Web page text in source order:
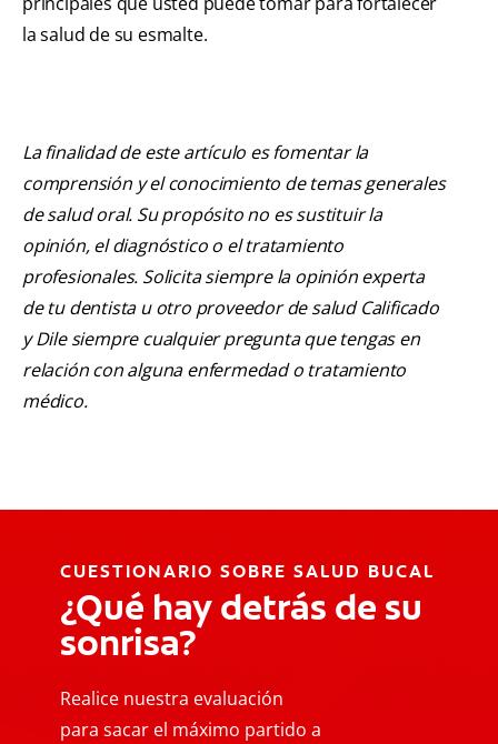
la salud de su esmalte.
La finalidad de este artículo es fomentar la
comprensión y el conocimiento de temas generales
de salud oral. Su propósito no es sustituir la
opinión, el diagnóstico o el tratamiento
profesionales. Solicita siempre la opinión experta
de tu dentista u otro proveedor de salud Calificado
y Dile siempre cualquier pregunta que tengas en
relación con alguna enfermedad o tratamiento
médico.
CUESTIONARIO SOBRE SALUD BUCAL
¿Qué hay detrás de su
sonrisa?
Realice nuestra evaluación
para sacar el máximo partido a